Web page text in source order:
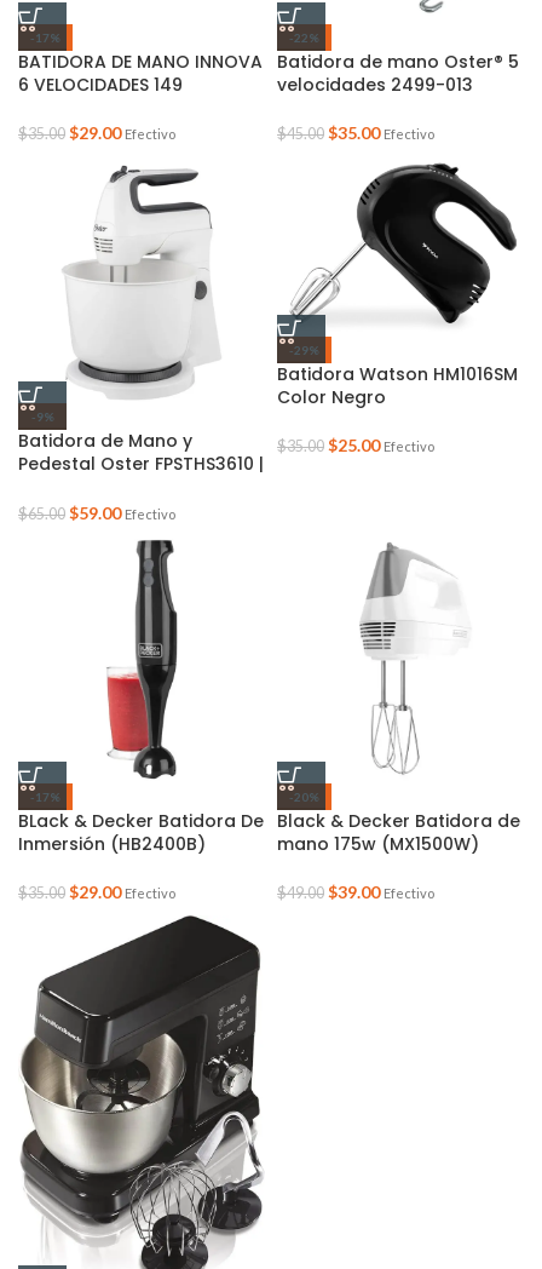
-17%
BATIDORA DE MANO INNOVA
6 VELOCIDADES 149
$35.00 $29.00 Efectivo
-22%
Batidora de mano Oster® 5
velocidades 2499-013
$45.00 $35.00 Efectivo
-9%
Batidora de Mano y
Pedestal Oster FPSTHS3610 |
$65.00 $59.00 Efectivo
-29%
Batidora Watson HM1016SM
Color Negro
$35.00 $25.00 Efectivo
-17%
BLack & Decker Batidora De
Inmersión (HB2400B)
$35.00 $29.00 Efectivo
-20%
Black & Decker Batidora de
mano 175w (MX1500W)
$49.00 $39.00 Efectivo